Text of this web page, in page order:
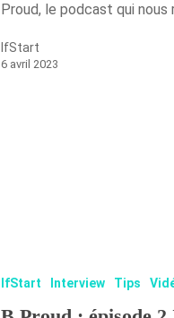
Proud, le podcast qui
IfStart
6 avril 2023
IfStart Interview Tips